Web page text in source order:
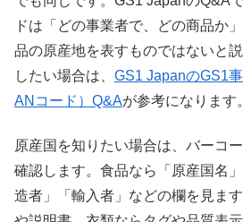
ドは「どの事業者で、どの商品か
品の原産地を表すものではないと
したい場合は、 GS1 JapanのGS1
ANコード）Q&Aが参考になります。
原産国を知りたい場合は、バーコ
確認します。食品なら「原産国名
造者」「輸入者」などの欄を見ま